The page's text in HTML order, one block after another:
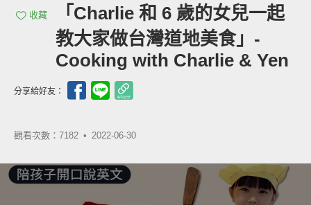
收藏
「Charlie 和 6 歲的女兒一起
教大家做台灣道地美食」-
Cooking with Charlie & Yen
分享給好友：
觀看次數：7182 • 2022-06-30